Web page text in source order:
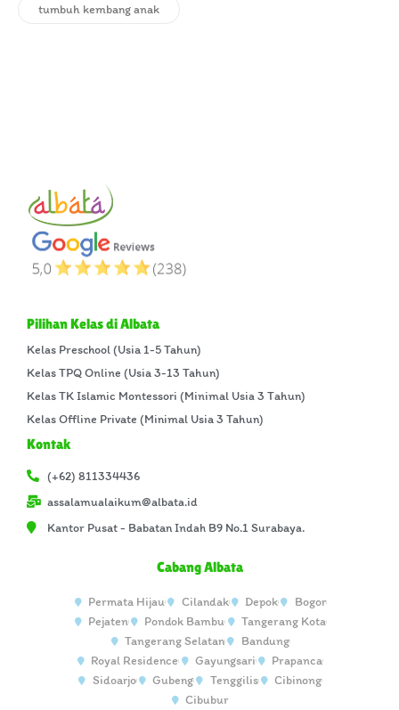
tumbuh kembang anak
Pilihan Kelas di Albata
Kelas Preschool (Usia 1-5 Tahun)
Kelas TPQ Online (Usia 3-13 Tahun)
Kelas TK Islamic Montessori (Minimal Usia 3 Tahun)
Kelas Offline Private (Minimal Usia 3 Tahun)
Kontak
(+62) 811334436
assalamualaikum@albata.id
Kantor Pusat - Babatan Indah B9 No.1 Surabaya.
Cabang Albata
Permata Hijau Cilandak Depok
Bogor
Pejaten
Pondok Bambu
Tangerang Kota
Tangerang Selatan
Bandung
Royal Residence
Gayungsari
Prapanca
Sidoarjo
Gubeng Tenggilis
Cibinong
Cibubur